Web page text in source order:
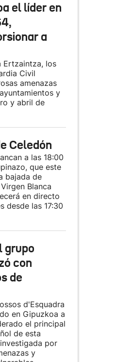
el líder en
a
Ertzaintza, los
Civil
amenazas
y
y abril de
Celedón
a las 18:00
que este
bajada de
Blanca
en directo
desde las 17:30
grupo
con
de
d'Esquadra
en Gipuzkoa a
el principal
de esta
por
y